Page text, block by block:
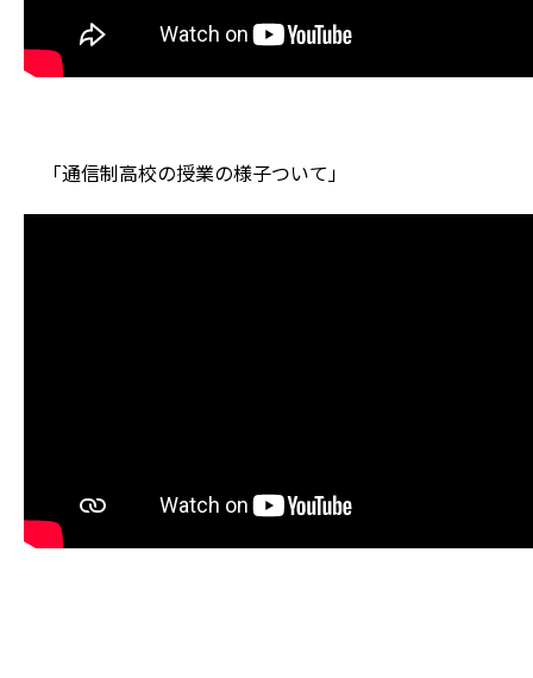
「通信制高校の授業の様子ついて」